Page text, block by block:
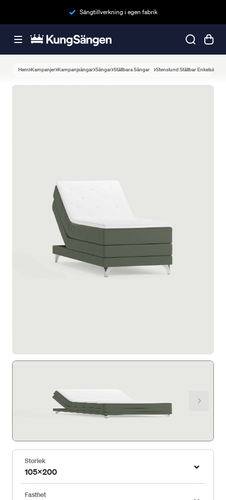
Sängtillverkning i egen fabrik
Hem Kampanjer Kampanjsängar Sängar Ställbara Sängar Stenslund Ställbar Enkelsäng
Storlek
105x200
Fasthet